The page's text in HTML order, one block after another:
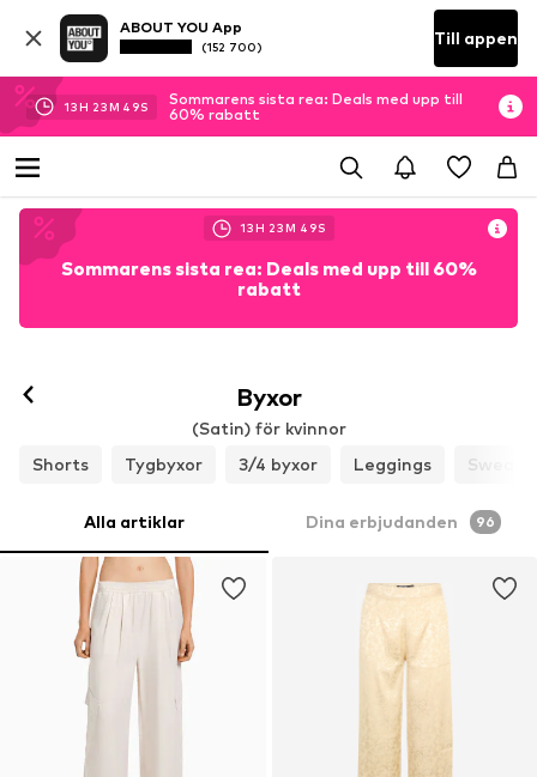
ABOUT YOU App
(152 700) Till appen
13H 23M 46S
Sommarens sista rea: Deals med upp till
60% rabatt
13H 23M 46S
Sommarens sista rea: Deals med upp till 60%
rabatt
Byxor
(Satin) för kvinnor
Shorts
Tygbyxor 3/4 byxor Leggings
Alla artiklar Dina erbjudanden 96